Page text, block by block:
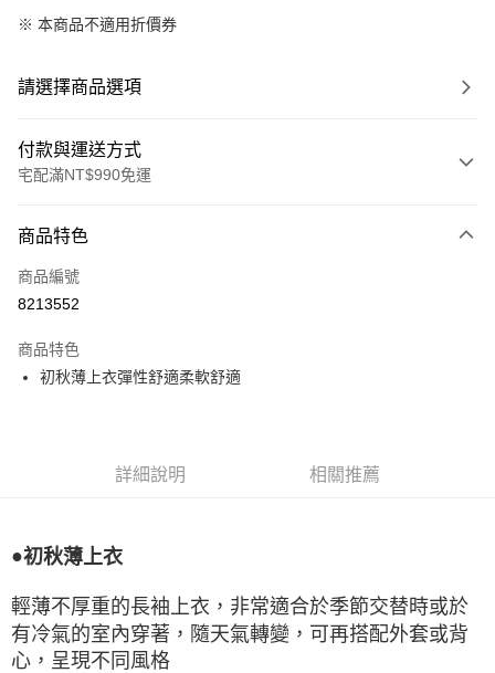
※ 本商品不適用折價券
請選擇商品選項
付款與運送方式
宅配滿NT$990免運
信用卡一次付款
LINE Pay
悠遊付
運送方式
每筆NT$80，滿NT$990(含以上)免運費
付款後門市自取
商品特色
商品編號
8213552
商品特色
初秋薄上衣彈性舒適柔軟舒適
詳細說明 相關推薦
●初秋薄上衣
輕薄不厚重的長袖上衣，非常適合於季節交替時或於
有冷氣的室內穿著，隨天氣轉變，可再搭配外套或背
心，呈現不同風格